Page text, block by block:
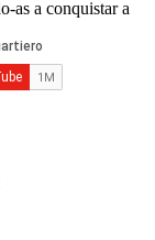
as a conquistar a